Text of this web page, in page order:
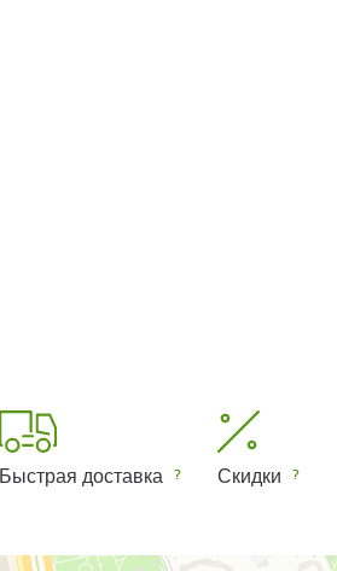
Быстрая доставка Скидки